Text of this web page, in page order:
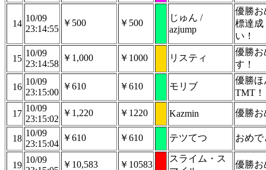
14
10/09
23:14:55
￥500 ￥500
じゅん /
azjump
優勝お
標達成
い！
15
10/09
23:14:58
￥1,000 ￥1000 リスティ
優勝お
す！
16
10/09
23:15:00
￥610 ￥610 モリブ
優勝ほ
TMT！
17
10/09
23:15:02
￥1,220 ￥1220 Kazmin 優勝お
18
10/09
23:15:04
￥610 ￥610 テツてつ おめ
19
10/09
￥10,583 ￥10583
スライム・ス
優勝お